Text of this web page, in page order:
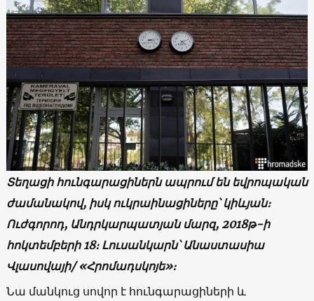
Տեղացի հունգարացիներն ապրում են եվրոպական
ժամանակով, իսկ ուկրաինացիները՝ կիևյան։
Ուժգորոդ, Անդրկարպատյան մարզ, 2018թ-ի
հոկտեմբերի 18։ Լուսանկարն՝ Անաստասիա
Վլասովայի/ «Հրոմադսկոյե»։
Նա մանկուց սովոր է հունգարացիների և